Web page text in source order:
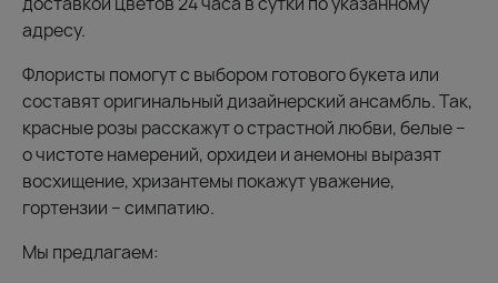
адресу.
Флористы помогут с выбором готового букета или
составят оригинальный дизайнерский ансамбль. Так,
красные розы расскажут о страстной любви, белые –
о чистоте намерений, орхидеи и анемоны выразят
восхищение, хризантемы покажут уважение,
гортензии – симпатию.
Мы предлагаем: